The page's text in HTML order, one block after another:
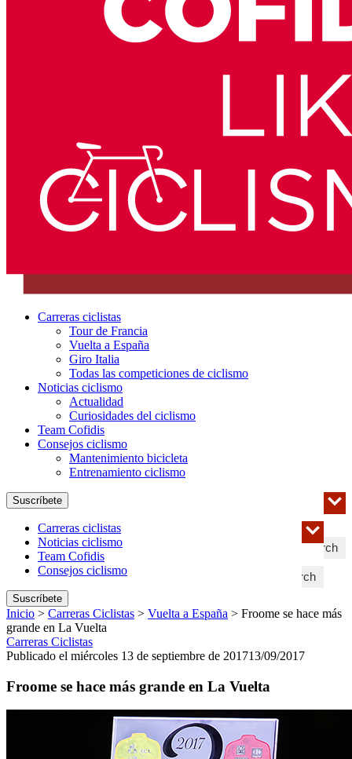
Carreras ciclistas
Tour de Francia
Vuelta a España
Giro Italia
Todas las competiciones de ciclismo
Noticias ciclismo
Actualidad
Curiosidades del ciclismo
Team Cofidis
Consejos ciclismo
Mantenimiento bicicleta
Entrenamiento ciclismo
Search
Suscríbete
Search
Carreras ciclistas
Noticias ciclismo
Team Cofidis
Consejos ciclismo
Suscríbete
Inicio > Carreras Ciclistas > Vuelta a España > Froome se hace más
grande en La Vuelta
Carreras Ciclistas
Publicado el miércoles 13 de septiembre de 201713/09/2017
Froome se hace más grande en La Vuelta